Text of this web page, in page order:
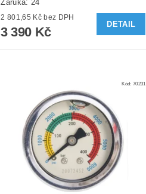
Záruka: 24
2 801,65 Kč bez DPH
3 390 Kč
DETAIL
Kód: 70231